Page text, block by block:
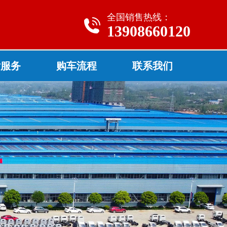
全国销售热线：
13908660120
务 购车流程 联系我们